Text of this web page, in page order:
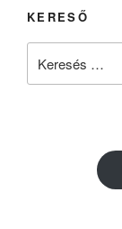
KERESŐ